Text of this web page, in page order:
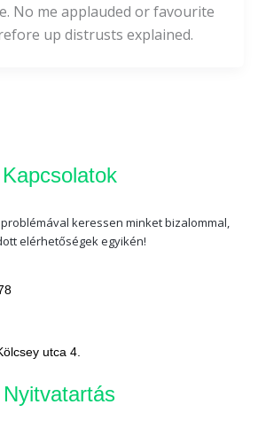
No me applauded or favourite
up distrusts explained.
Kapcsolatok
keressen minket bizalommal,
elérhetőségek egyikén!
utca 4.
Nyitvatartás